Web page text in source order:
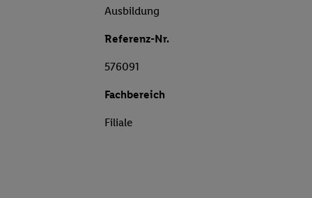
Ausbildung
Referenz-Nr.
576091
Fachbereich
Filiale